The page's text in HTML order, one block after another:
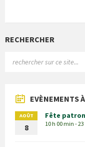
RECHERCHER
EVÈNEMENTS
AOÛT
8
Fête
10 h 00 min -